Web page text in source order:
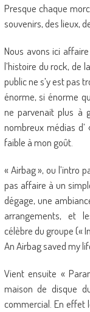
Presque chaque
souvenirs, des lieux,
Nous avons ici
l’histoire du rock, de
public ne s’y est pas
énorme, si énorme
ne parvenait plus à
nombreux médias
faible à mon goût.
« Airbag », ou l’intro
pas affaire à un
dégage, une
arrangements, et
célèbre du groupe («
An Airbag saved my
Vient ensuite «
maison de disque
commercial. En effet